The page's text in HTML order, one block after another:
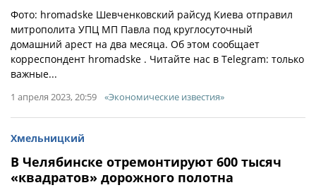
Фото: hromadske Шевченковский райсуд Киева отправил
митрополита УПЦ МП Павла под круглосуточный
домашний арест на два месяца. Об этом сообщает
корреспондент hromadske . Читайте нас в Telegram: только
важные...
1 апреля 2023, 20:59 «Экономические известия»
Хмельницкий
В Челябинске отремонтируют 600 тысяч
«квадратов» дорожного полотна